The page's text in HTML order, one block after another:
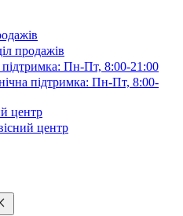
продажів
підтримка: Пн-Пт, 8:00-21:00
підтримка: Пн-Пт, 8:00-
центр
центр